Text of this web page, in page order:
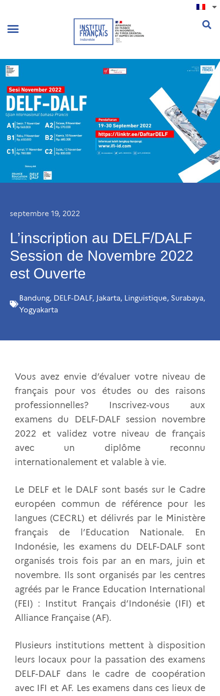
septembre 19, 2022
L’inscription au DELF/DALF
Session de Novembre 2022
est Ouverte
Bandung, DELF-DALF, Jakarta, Linguistique, Surabaya,
Yogyakarta
Vous avez envie d’évaluer votre niveau de
français pour vos études ou des raisons
professionnelles? Inscrivez-vous aux
examens du DELF-DALF session novembre
2022 et validez votre niveau de français
avec un diplôme reconnu
internationalement et valable à vie.
Le DELF et le DALF sont basés sur le Cadre
européen commun de référence pour les
langues (CECRL) et délivrés par le Ministère
français de l’Education Nationale. En
Indonésie, les examens du DELF-DALF sont
organisés trois fois par an en mars, juin et
novembre. Ils sont organisés par les centres
agréés par le France Education International
(FEI) : Institut Français d’Indonésie (IFI) et
Alliance Française (AF).
Plusieurs institutions mettent à disposition
leurs locaux pour la passation des examens
DELF-DALF dans le cadre de coopération
avec IFI et AF. Les examens dans ces lieux de